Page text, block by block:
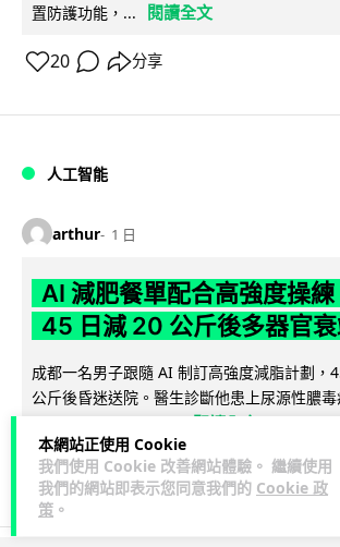
本網站正使用 Cookie
我們使用 Cookie 改善網站體驗。 繼續使用
我們的網站即表示您同意我們的 Cookie 政
策 。
置防護功能，...
閱讀全文
20 分享
人工智能
arthur 1 日
AI 減肥餐單配合高強度操
45 日減 20 公斤後多器官
成都一名男子跟隨 AI 制訂高強度減脂計劃，
公斤後昏迷送院。醫生診斷他患上尿源性膿
及多器官功能障礙。... 閱讀全文
23 4 ↗ 分享